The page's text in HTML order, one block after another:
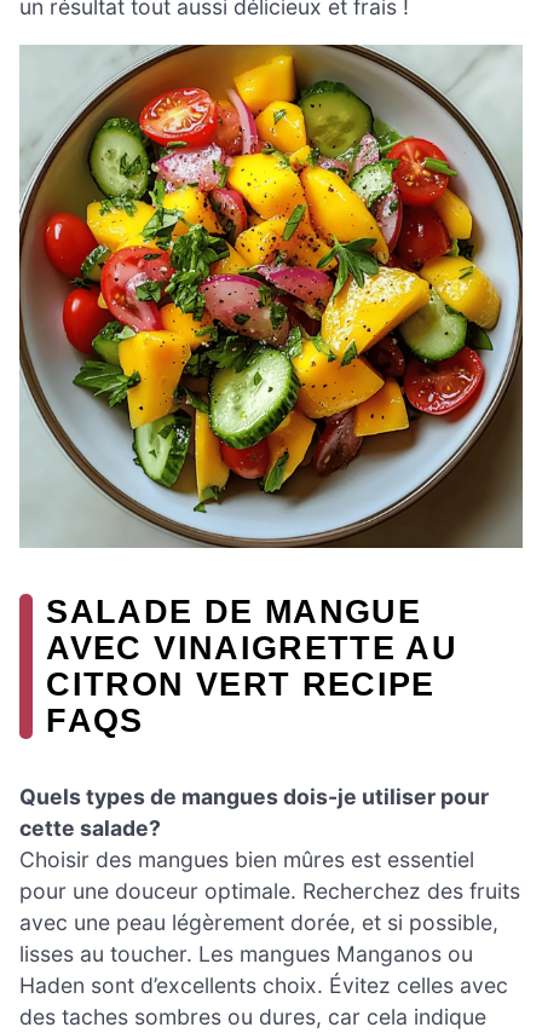
un résultat tout aussi délicieux et frais !
SALADE DE MANGUE
AVEC VINAIGRETTE AU
CITRON VERT RECIPE
FAQS
Quels types de mangues dois-je utiliser pour
cette salade?
Choisir des mangues bien mûres est essentiel
pour une douceur optimale. Recherchez des fruits
avec une peau légèrement dorée, et si possible,
lisses au toucher. Les mangues Manganos ou
Haden sont d’excellents choix. Évitez celles avec
des taches sombres ou dures, car cela indique